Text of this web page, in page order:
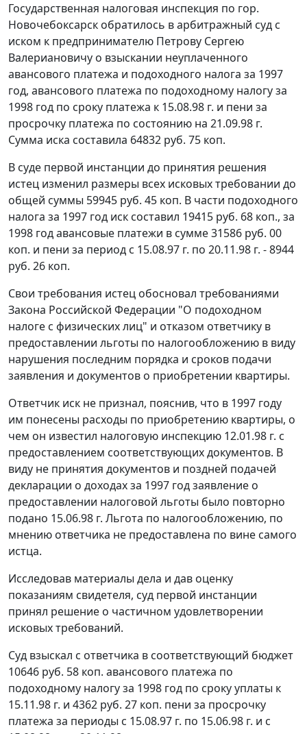
Государственная налоговая инспекция по гор.
Новочебоксарск обратилось в арбитражный суд с
иском к предпринимателю Петрову Сергею
Валериановичу о взыскании неуплаченного
авансового платежа и подоходного налога за 1997
год, авансового платежа по подоходному налогу за
1998 год по сроку платежа к 15.08.98 г. и пени за
просрочку платежа по состоянию на 21.09.98 г.
Сумма иска составила 64832 руб. 75 коп.
В суде первой инстанции до принятия решения
истец изменил размеры всех исковых требовании до
общей суммы 59945 руб. 45 коп. В части подоходного
налога за 1997 год иск составил 19415 руб. 68 коп., за
1998 год авансовые платежи в сумме 31586 руб. 00
коп. и пени за период с 15.08.97 г. по 20.11.98 г. - 8944
руб. 26 коп.
Свои требования истец обосновал требованиями
Закона Российской Федерации "О подоходном
налоге с физических лиц" и отказом ответчику в
предоставлении льготы по налогообложению в виду
нарушения последним порядка и сроков подачи
заявления и документов о приобретении квартиры.
Ответчик иск не признал, пояснив, что в 1997 году
им понесены расходы по приобретению квартиры, о
чем он известил налоговую инспекцию 12.01.98 г. с
предоставлением соответствующих документов. В
виду не принятия документов и поздней подачей
декларации о доходах за 1997 год заявление о
предоставлении налоговой льготы было повторно
подано 15.06.98 г. Льгота по налогообложению, по
мнению ответчика не предоставлена по вине самого
истца.
Исследовав материалы дела и дав оценку
показаниям свидетеля, суд первой инстанции
принял решение о частичном удовлетворении
исковых требований.
Суд взыскал с ответчика в соответствующий бюджет
10646 руб. 58 коп. авансового платежа по
подоходному налогу за 1998 год по сроку уплаты к
15.11.98 г. и 4362 руб. 27 коп. пени за просрочку
платежа за периоды с 15.08.97 г. по 15.06.98 г. и с